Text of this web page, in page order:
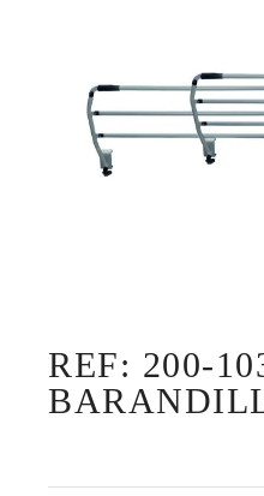
REF: 200-